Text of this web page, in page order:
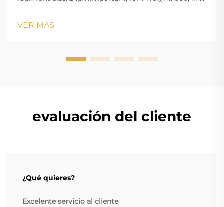
margin-bottom: 18px; font-size: 20px !important; font-
w...
VER MÁS
evaluación del cliente
¿Qué quieres?
Excelente servicio al cliente